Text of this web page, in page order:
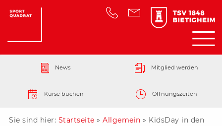
News Mitglied werden
Kurse buchen Öffnungszeiten
Sie sind hier: Startseite » Allgemein » KidsDay in den